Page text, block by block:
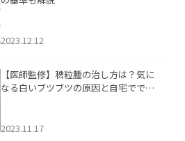
2023.12.12
【医師監修】稗粒腫の治し方は？気に
なる白いブツブツの原因と自宅ででき
2023.11.17